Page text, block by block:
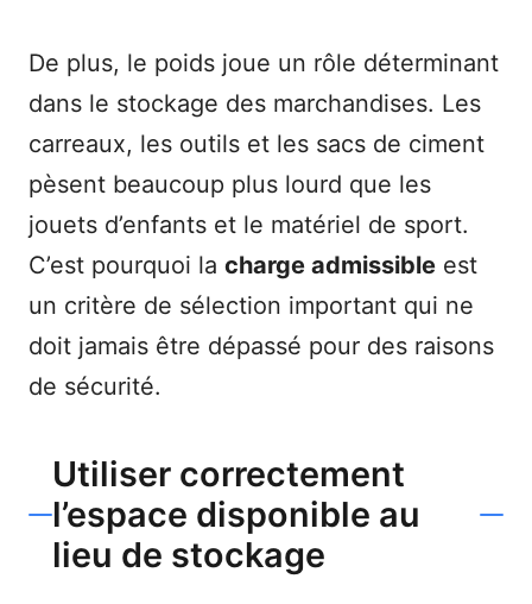
De plus, le poids joue un rôle déterminant
dans le stockage des marchandises. Les
carreaux, les outils et les sacs de ciment
pèsent beaucoup plus lourd que les
jouets d’enfants et le matériel de sport.
C’est pourquoi la charge admissible est
un critère de sélection important qui ne
doit jamais être dépassé pour des raisons
de sécurité.
Utiliser correctement
l’espace disponible au
lieu de stockage